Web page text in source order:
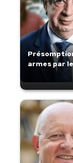
armes par